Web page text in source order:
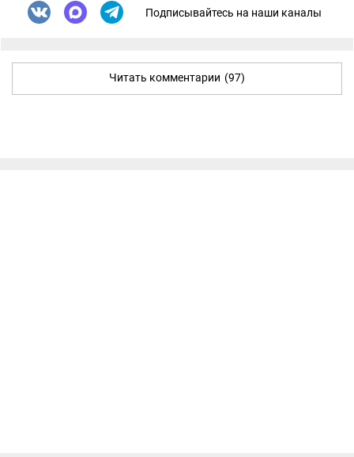
Подписывайтесь на наши каналы
Читать комментарии (97)